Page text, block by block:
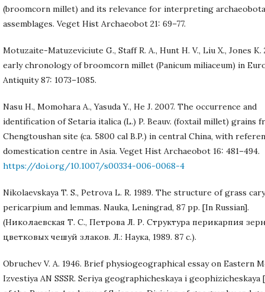
(broomcorn millet) and its relevance for interpreting
assemblages. Veget Hist Archaeobot 21: 69–77.
Motuzaite-Matuzeviciute G., Staff R. A., Hunt H. V., Liu X., Jones K.
early chronology of broomcorn millet (Panicum miliaceum) in
Antiquity 87: 1073–1085.
Nasu H., Momohara A., Yasuda Y., He J. 2007. The occurrence and
identification of Setaria italica (L.) P. Beauv. (foxtail millet) grains
Chengtoushan site (ca. 5800 cal B.P.) in central China, with
domestication centre in Asia. Veget Hist Archaeobot 16: 481–494.
https://doi.org/10.1007/s00334-006-0068-4
Nikolaevskaya T. S., Petrova L. R. 1989. The structure of grass
pericarpium and lemmas. Nauka, Leningrad, 87 pp. [In Russian].
(Николаевская Т. С., Петрова Л. Р. Структура перикарпия
цветковых чешуй злаков. Л.: Наука, 1989. 87 с.).
Obruchev V. A. 1946. Brief physiogeographical essay on Eastern
Izvestiya AN SSSR. Seriya geographicheskaya i geophizicheskaya